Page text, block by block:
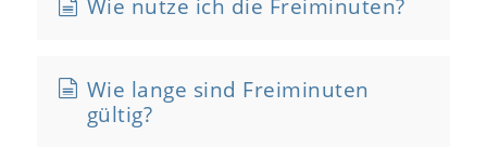
Wie nutze ich die Freiminuten?
Wie lange sind Freiminuten
gültig?